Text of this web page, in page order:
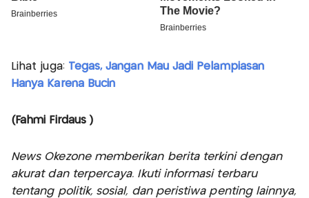
Lihat juga: Tegas, Jangan Mau Jadi Pelampiasan
Hanya Karena Bucin
(Fahmi Firdaus )
News Okezone memberikan berita terkini dengan
akurat dan terpercaya. Ikuti informasi terbaru
tentang politik, sosial, dan peristiwa penting lainnya,